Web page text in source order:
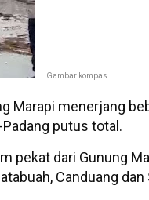
Gambar kompas
Marapi menerjang
putus total.
pekat dari Gunung
Canduang dan